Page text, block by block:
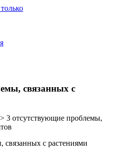
связанных с
> 3 отсутствующие проблемы,